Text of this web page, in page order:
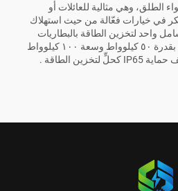
الطلق، وهي مثالية للعائلات أو
في خيارات فعّالة من حيث استهلاك
واحد لتخزين الطاقة بالبطاريات
(BESS) يعمل بالطاقة الشمسية بقدرة ٥٠ كيلوواط وسعة ١٠٠ كيلوواط
.